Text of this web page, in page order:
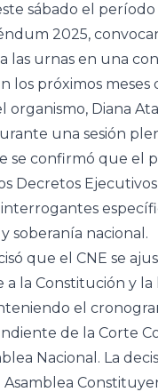
sábado el
2025,
las urnas en una
los próximos meses
organismo, Diana
una sesión
se confirmó que el
Decretos Ejecutivos
soberanía nacional.
que el CNE se
la Constitución y la
el
de la Corte
Nacional. La